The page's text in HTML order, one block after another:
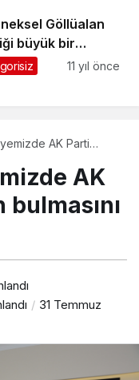
Göllüalan
büyük bir
yapıldı11 yıl önce
AK Parti
AK
31 Temmuz